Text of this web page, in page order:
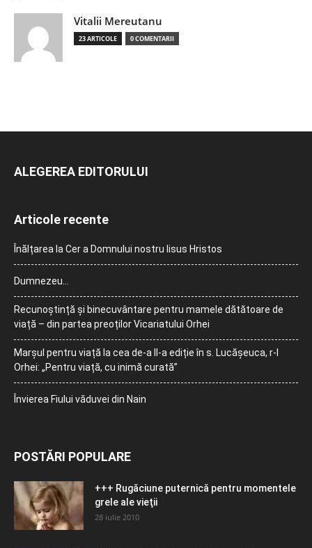
Vitalii Mereutanu
23 ARTICOLE 0 COMENTARII
ALEGEREA EDITORULUI
Articole recente
Înălțarea la Cer a Domnului nostru Iisus Hristos
Dumnezeu…
Recunoștință și binecuvântare pentru mamele dătătoare de
viață – din partea preoților Vicariatului Orhei
Marșul pentru viață la cea de-a II-a ediție în s. Lucășeuca, r-l
Orhei: „Pentru viață, cu inimă curată”
Învierea Fiului văduvei din Nain
POSTĂRI POPULARE
+++ Rugăciune puternică pentru momentele
grele ale vieţii
28 iulie 2010